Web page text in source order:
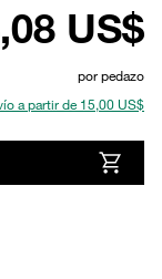
US$
por pedazo
a partir de 15,00 US$